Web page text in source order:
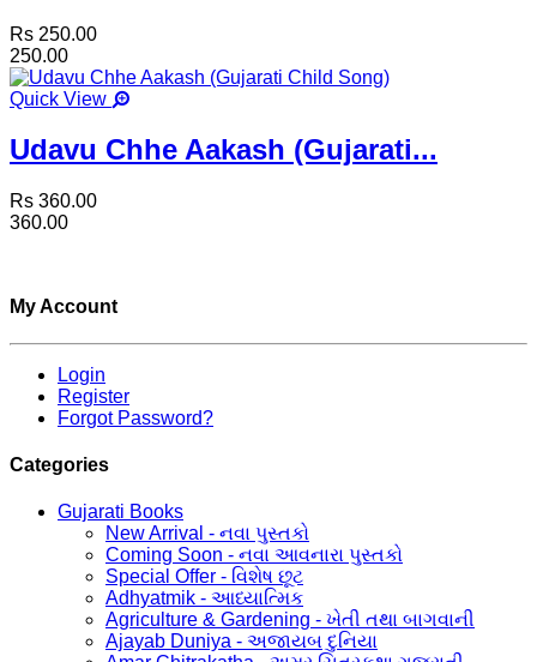
Rs 250.00
250.00
Quick View
Udavu Chhe Aakash (Gujarati...
Rs 360.00
360.00
My Account
Login
Register
Forgot Password?
Categories
Gujarati Books
New Arrival - નવા પુસ્તકો
Coming Soon - નવા આવનારા પુસ્તકો
Special Offer - વિશેષ છૂટ
Adhyatmik - આધ્યાત્મિક
Agriculture & Gardening - ખેતી તથા બાગવાની
Ajayab Duniya - અજાયબ દુનિયા